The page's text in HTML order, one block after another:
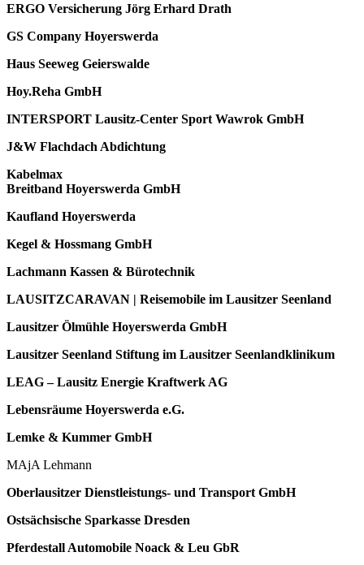
ERGO Versicherung Jörg Erhard Drath
GS Company Hoyerswerda
Haus Seeweg Geierswalde
Hoy.Reha GmbH
INTERSPORT Lausitz-Center Sport Wawrok GmbH
J&W Flachdach Abdichtung
Kabelmax
Breitband Hoyerswerda GmbH
Kaufland Hoyerswerda
Kegel & Hossmang GmbH
Lachmann Kassen & Bürotechnik
LAUSITZCARAVAN | Reisemobile im Lausitzer Seenland
Lausitzer Ölmühle Hoyerswerda GmbH
Lausitzer Seenland Stiftung im Lausitzer Seenlandklinikum
LEAG – Lausitz Energie Kraftwerk AG
Lebensräume Hoyerswerda e.G.
Lemke & Kummer GmbH
MAjA Lehmann
Oberlausitzer Dienstleistungs- und Transport GmbH
Ostsächsische Sparkasse Dresden
Pferdestall Automobile Noack & Leu GbR